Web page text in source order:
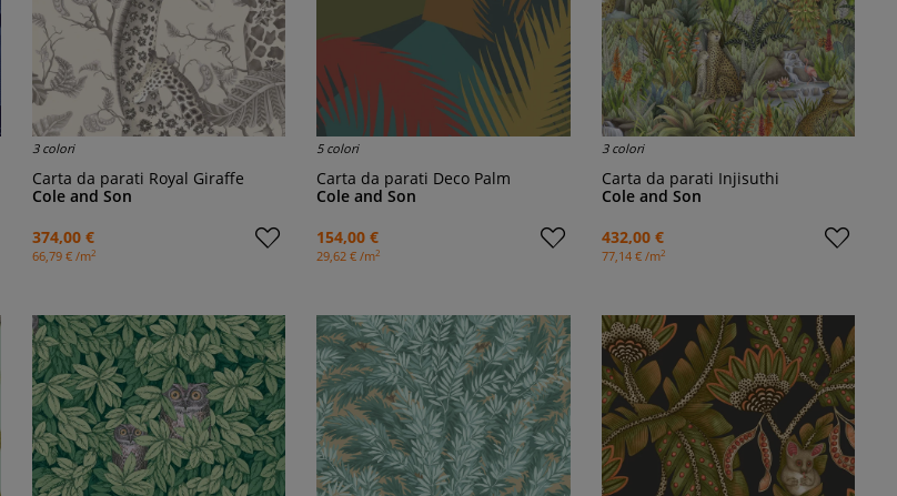
3 colori
Carta da parati Royal Giraffe
Cole and Son
374,00 €
66,79 € /m2
5 colori
Carta da parati Deco Palm
Cole and Son
154,00 €
29,62 € /m2
3 colori
Carta da parati Injisuthi
Cole and Son
432,00 €
77,14 € /m2